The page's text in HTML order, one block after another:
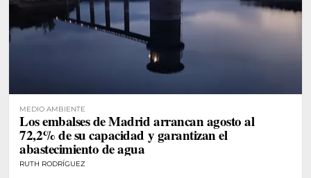
MEDIO AMBIENTE
Los embalses de Madrid arrancan agosto al
72,2% de su capacidad y garantizan el
abastecimiento de agua
RUTH RODRÍGUEZ